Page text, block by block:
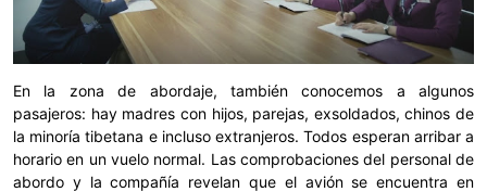
En la zona de abordaje, también conocemos a algunos
pasajeros: hay madres con hijos, parejas, exsoldados, chinos de
la minoría tibetana e incluso extranjeros. Todos esperan arribar a
horario en un vuelo normal. Las comprobaciones del personal de
abordo y la compañía revelan que el avión se encuentra en